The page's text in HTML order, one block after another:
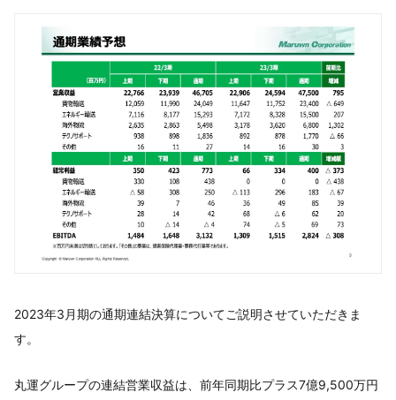
2023年3月期の通期連結決算についてご説明させていただきま
す。
丸運グループの連結営業収益は、前年同期比プラス7億9,500万円